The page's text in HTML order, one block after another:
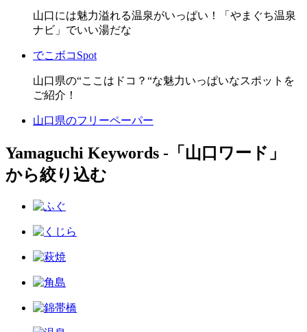
山口には魅力溢れる温泉がいっぱい！「やまぐち温泉
ナビ」でいい湯だな
でこボコSpot
山口県の“ここはドコ？“な魅力いっぱいなスポットを
ご紹介！
山口県のフリーペーパー
Yamaguchi Keywords ‐「山口ワード」
から絞り込む